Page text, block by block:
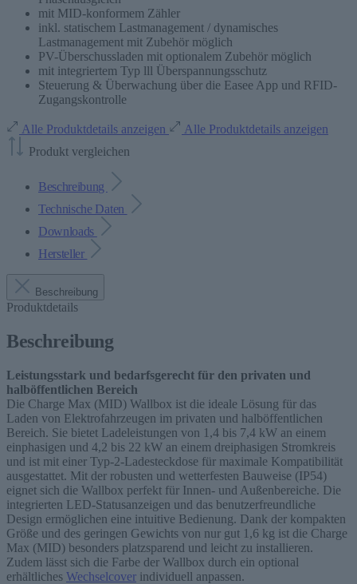
mit MID-konformem Zähler
inkl. statischem Lastmanagement / dynamisches
Lastmanagement mit Zubehör möglich
PV-Überschussladen mit optionalem Zubehör möglich
mit integriertem Typ lll Überspannungsschutz
Steuerung & Überwachung über die Easee App und RFID-
Zugangskontrolle
Alle Produktdetails anzeigen
Alle Produktdetails anzeigen
Produkt vergleichen
Beschreibung
Technische Daten
Downloads
Hersteller
Beschreibung
Produktdetails
Beschreibung
Leistungsstark und bedarfsgerecht für den privaten und
halböffentlichen Bereich
Die Charge Max (MID) Wallbox ist die ideale Lösung für das
Laden von Elektrofahrzeugen im privaten und halböffentlichen
Bereich. Sie bietet Ladeleistungen von 1,4 bis 7,4 kW an einem
einphasigen und 4,2 bis 22 kW an einem dreiphasigen Stromkreis
und ist mit einer Typ-2-Ladesteckdose für maximale Kompatibilität
ausgestattet. Mit der robusten und wetterfesten Bauweise (IP54)
eignet sich die Wallbox perfekt für Innen- und Außenbereiche. Die
integrierten LED-Statusanzeigen und das benutzerfreundliche
Design ermöglichen eine intuitive Bedienung. Dank der kompakten
Größe und des geringen Gewichts von nur gut 1,6 kg ist die Charge
Max (MID) besonders platzsparend und leicht zu installieren.
Zudem lässt sich die Farbe der Wallbox durch ein optional
erhältliches Wechselcover individuell anpassen.